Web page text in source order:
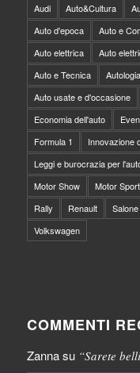
Audi
Auto&Cultura
Auto d'epoca
Auto e
Auto elettrica
Auto
Auto e Tecnica
Autologia
Auto usate e d'occasione
Economia dell'auto
Formula 1
Innovazione
Leggi e burocrazia per
Motor Show
Motor Sport
Rally
Renault
Volkswagen
COMMENTI
Zannasu “Sarete